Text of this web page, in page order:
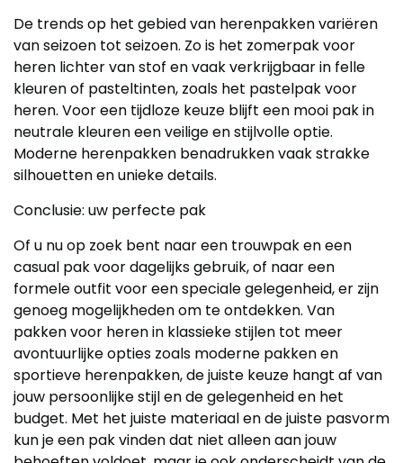
De trends op het gebied van herenpakken variëren
van seizoen tot seizoen. Zo is het zomerpak voor
heren lichter van stof en vaak verkrijgbaar in felle
kleuren of pasteltinten, zoals het pastelpak voor
heren. Voor een tijdloze keuze blijft een mooi pak in
neutrale kleuren een veilige en stijlvolle optie.
Moderne herenpakken benadrukken vaak strakke
silhouetten en unieke details.
Conclusie: uw perfecte pak
Of u nu op zoek bent naar een trouwpak en een
casual pak voor dagelijks gebruik, of naar een
formele outfit voor een speciale gelegenheid, er zijn
genoeg mogelijkheden om te ontdekken. Van
pakken voor heren in klassieke stijlen tot meer
avontuurlijke opties zoals moderne pakken en
sportieve herenpakken, de juiste keuze hangt af van
jouw persoonlijke stijl en de gelegenheid en het
budget. Met het juiste materiaal en de juiste pasvorm
kun je een pak vinden dat niet alleen aan jouw